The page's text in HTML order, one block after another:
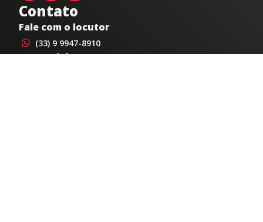
Contato
Fale com o locutor
(33) 9 9947-8910
Comercial